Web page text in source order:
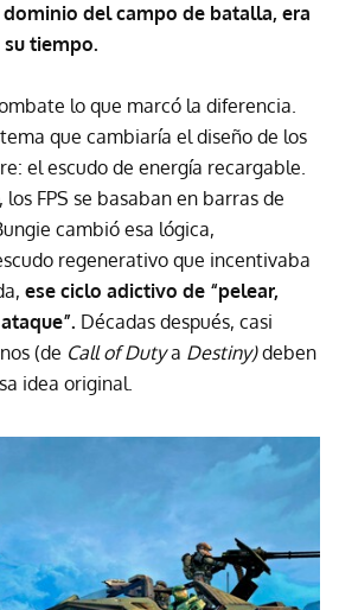
del campo de batalla, era
tiempo.
lo que marcó la diferencia.
que cambiaría el diseño de los
el escudo de energía recargable.
FPS se basaban en barras de
cambió esa lógica,
regenerativo que incentivaba
ese ciclo adictivo de “pelear,
Décadas después, casi
(de Call of Dutya Destiny)deben
idea original.